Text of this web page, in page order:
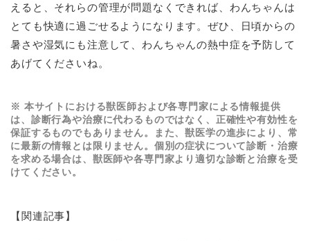
えると、それらの管理が問題なくできれば、わんちゃんは
とても快適に過ごせるようになります。ぜひ、日頃からの
暑さや湿気にも注意して、わんちゃんの熱中症を予防して
あげてくださいね。
※ 本サイトにおける獣医師および各専門家による情報提供
は、診断行為や治療に代わるものではなく、正確性や有効性を
保証するものでもありません。また、獣医学の進歩により、常
に最新の情報とは限りません。個別の症状について診断・治療
を求める場合は、獣医師や各専門家より適切な診断と治療を受
けてください。
【関連記事】